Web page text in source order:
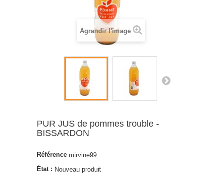
Agrandir l'image
PUR JUS de pommes trouble -
BISSARDON
Référence mirvine99
État : Nouveau produit